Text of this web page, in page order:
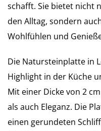
schafft. Sie bietet nicht
den Alltag, sondern
Wohlfühlen und
Die Natursteinplatte in
Highlight in der Küche
Mit einer Dicke von 2 cm
als auch Eleganz. Die
einen gerundeten Schliff